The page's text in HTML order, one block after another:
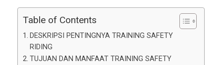
Table of Contents
DESKRIPSI PENTINGNYA TRAINING SAFETY
RIDING
TUJUAN DAN MANFAAT TRAINING SAFETY